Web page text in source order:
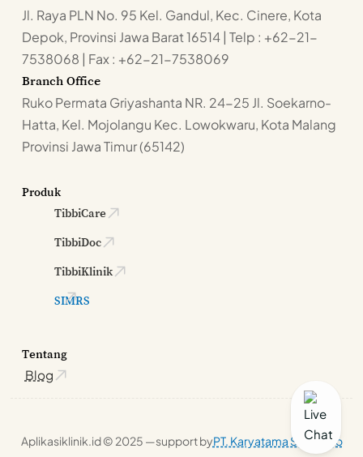
Jl. Raya PLN No. 95 Kel. Gandul, Kec. Cinere, Kota
Depok, Provinsi Jawa Barat 16514 | Telp : +62-21-
7538068 | Fax : +62-21-7538069
Branch Office
Ruko Permata Griyashanta NR. 24-25 Jl. Soekarno-
Hatta, Kel. Mojolangu Kec. Lowokwaru, Kota Malang
Provinsi Jawa Timur (65142)
Produk
TibbiCare
TibbiDoc
TibbiKlinik
SIMRS
Tentang
Blog
Aplikasiklinik.id © 2025 —support byPT. Karyatama Solusindo